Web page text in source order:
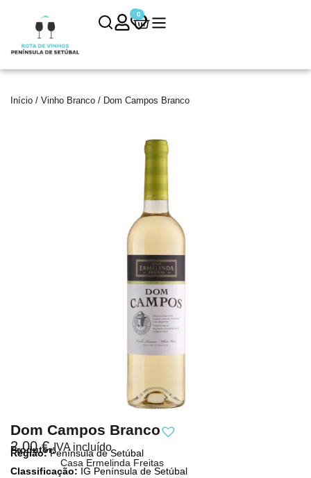
00
Início / Vinho Branco / Dom Campos Branco
Dom Campos Branco
2,00€ IVA incluído
Casa Ermelinda Freitas
Produtor:
Região:Península de Setúbal
Classificação: IG Península de Setúbal